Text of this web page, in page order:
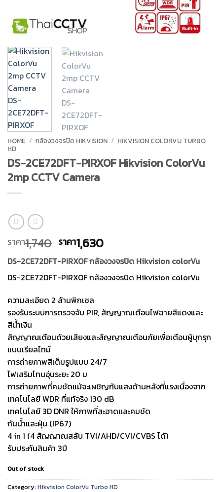
HOME / กล้องวงจรปิด HIKVISION / HIKVISION COLORVU TURBO
HD
DS-2CE72DFT-PIRXOF Hikvision ColorVu
2mp CCTV Camera
ราคา1,740 Original
price
was:
ราคา
ราคา1,630Current
price
is:
ราคา
DS-2CE72DFT-PIRXOF กล้องวงจรปิด Hikvision colorVu
DS-2CE72DFT-PIRXOF กล้องวงจรปิด Hikvision colorVu
ความละเอียด 2 ล้านพิกเซล
รองรับระบบการตรวจจับ PIR, สัญญาณเตือนไฟฉายสีแดงและ
สีน้ำเงิน
สัญญาณเตือนด้วยเสียงและสัญญาณเตือนภัยเพื่อเตือนผู้บุกรุก
แบบเรียลไทม์
การถ่ายภาพสีเต็มรูปแบบ 24/7
ไฟเสริมโทนอุ่นระยะ 20 ม
การถ่ายภาพที่คมชัดแม้จะเผชิญกับแสงด้านหลังที่แรงเนื่องจาก
เทคโนโลยี WDR ที่แท้จริง 130 dB
เทคโนโลยี 3D DNR ให้ภาพที่สะอาดและคมชัด
กันน้ำและฝุ่น (IP67)
4 in 1 (4 สัญญาณสลับ TVI/AHD/CVI/CVBS ได้)
รับประกันสินค้า 3ปี
Out of stock
Category:Hikvision ColorVu Turbo HD